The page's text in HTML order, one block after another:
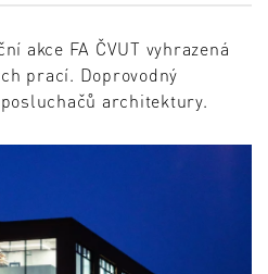
akce FA ČVUT vyhrazená
prací. Doprovodný
architektury.